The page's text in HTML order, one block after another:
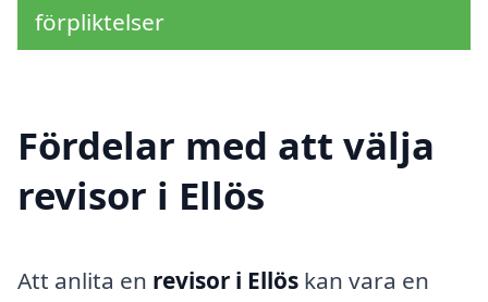
förpliktelser
Fördelar med att välja
revisor i Ellös
Att anlita en revisor i Ellös kan vara en